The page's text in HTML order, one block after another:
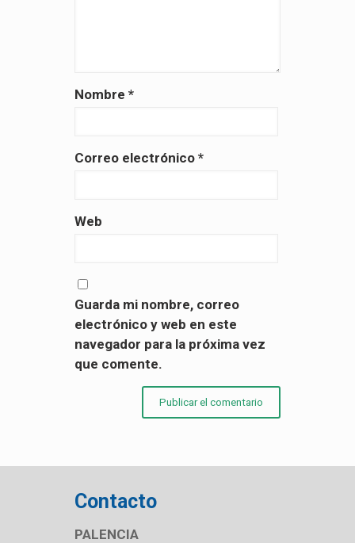
Nombre *
Correo electrónico *
Web
Guarda mi nombre, correo
electrónico y web en este
navegador para la próxima vez
que comente.
Contacto
PALENCIA